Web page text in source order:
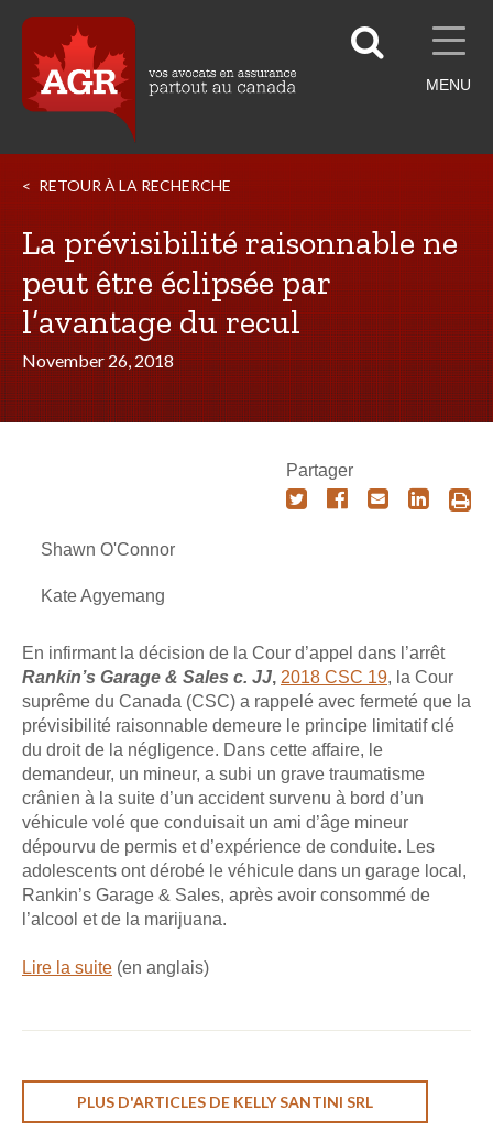
MENU
RETOUR À LA RECHERCHE
La prévisibilité raisonnable ne
peut être éclipsée par
l’avantage du recul
November 26, 2018
Shawn O'Connor
Kate Agyemang
Partager
En infirmant la décision de la Cour d’appel dans l’arrêt
Rankin’s Garage & Sales c. JJ, 2018 CSC 19, la Cour
suprême du Canada (CSC) a rappelé avec fermeté que la
prévisibilité raisonnable demeure le principe limitatif clé
du droit de la négligence. Dans cette affaire, le
demandeur, un mineur, a subi un grave traumatisme
crânien à la suite d’un accident survenu à bord d’un
véhicule volé que conduisait un ami d’âge mineur
dépourvu de permis et d’expérience de conduite. Les
adolescents ont dérobé le véhicule dans un garage local,
Rankin’s Garage & Sales, après avoir consommé de
l’alcool et de la marijuana.
Lire la suite (en anglais)
PLUS D'ARTICLES DE KELLY SANTINI SRL